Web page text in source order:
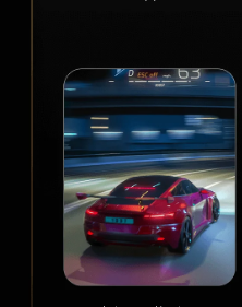
Einstündiges RPG